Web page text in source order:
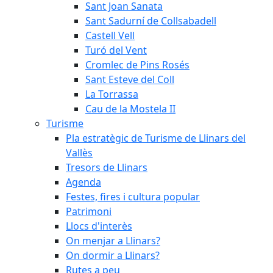
Sant Joan Sanata
Sant Sadurní de Collsabadell
Castell Vell
Turó del Vent
Cromlec de Pins Rosés
Sant Esteve del Coll
La Torrassa
Cau de la Mostela II
Turisme
Pla estratègic de Turisme de Llinars del
Vallès
Tresors de Llinars
Agenda
Festes, fires i cultura popular
Patrimoni
Llocs d'interès
On menjar a Llinars?
On dormir a Llinars?
Rutes a peu